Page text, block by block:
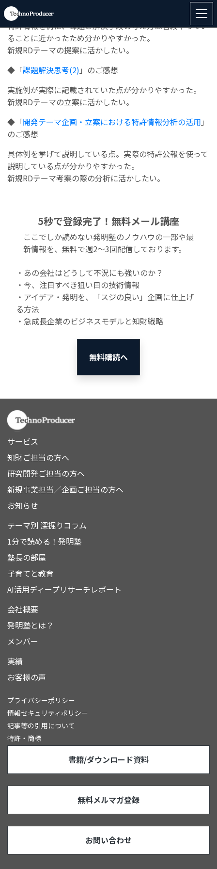
◆「
特許情報を例に、課題と解決手段の考え方は普段やってい
ることに近かったため分かりやすかった。
新規RDテーマの提案に活かしたい。
◆「課題解決思考(2) 」のご感想
実施例が実際に記載されていた点が分かりやすかった。
新規RDテーマの立案に活かしたい。
◆「開発テーマ企画・立案における特許情報分析の活用 」
のご感想
具体例を挙げて説明している点。実際の特許公報を使って
説明している点が分かりやすかった。
新規RDテーマ考案の際の分析に活かしたい。
5秒で登録完了！無料メール講座
ここでしか読めない発明塾のノウハウの一部や最
新情報を、無料で週2〜3回配信しております。
・あの会社はどうして不況にも強いのか？
・今、注目すべき狙い目の技術情報
・アイデア・発明を、「スジの良い」企画に仕上げ
る方法
・急成長企業のビジネスモデルと知財戦略
無料購読へ
サービス
知財ご担当の方へ
研究開発ご担当の方へ
新規事業担当／企画ご担当の方へ
お知らせ
テーマ別 深掘りコラム
1分で読める！発明塾
塾長の部屋
子育てと教育
AI活用ディープリサーチレポート
会社概要
発明塾とは？
メンバー
実績
お客様の声
プライバシーポリシー
情報セキュリティポリシー
記事等の引用について
特許・商標
書籍/ダウンロード資料
無料メルマガ登録
お問い合わせ